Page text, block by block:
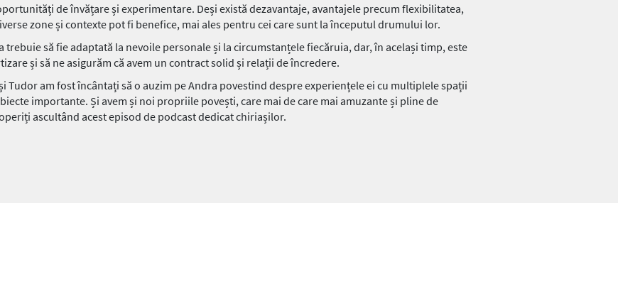
de învățare și experimentare. Deși există dezavantaje, avantajele precum flexibilitatea,
zone și contexte pot fi benefice, mai ales pentru cei care sunt la începutul drumului lor.
trebuie să fie adaptată la nevoile personale și la circumstanțele fiecăruia, dar, în același timp, este
și să ne asigurăm că avem un contract solid și relații de încredere.
Tudor am fost încântați să o auzim pe Andra povestind despre experiențele ei cu multiplele spații
importante. Și avem și noi propriile povești, care mai de care mai amuzante și pline de
ascultând acest episod de podcast dedicat chiriașilor.